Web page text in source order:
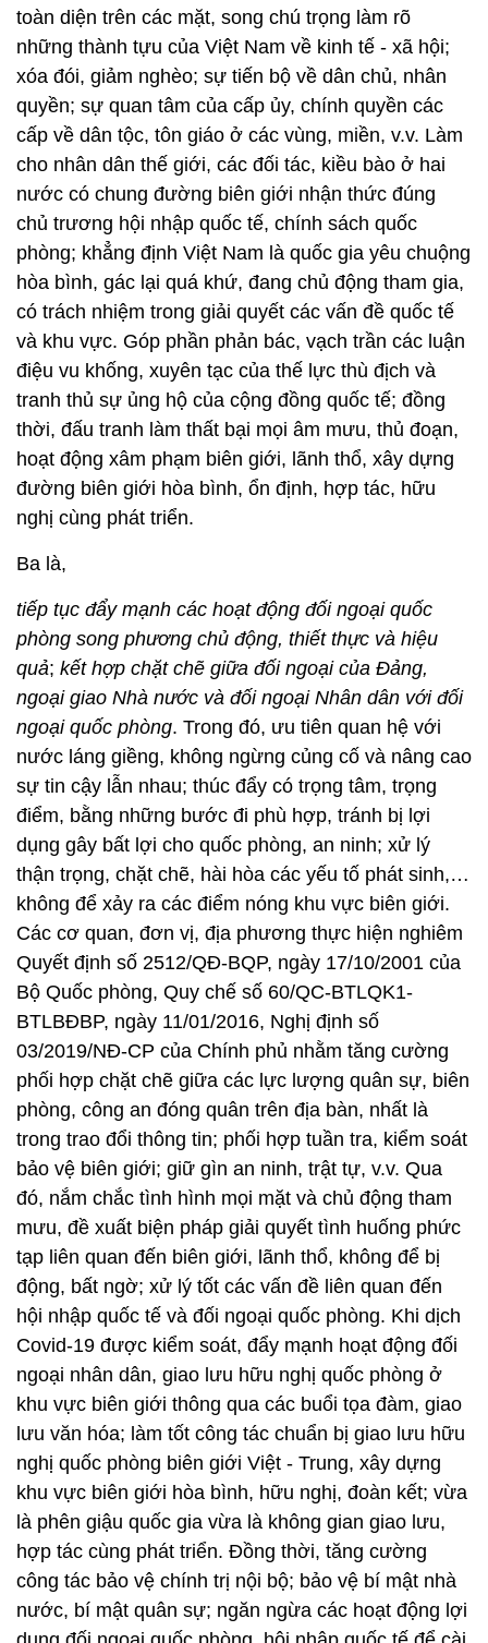
toàn diện trên các mặt, song chú trọng làm rõ
những thành tựu của Việt Nam về kinh tế - xã hội;
xóa đói, giảm nghèo; sự tiến bộ về dân chủ, nhân
quyền; sự quan tâm của cấp ủy, chính quyền các
cấp về dân tộc, tôn giáo ở các vùng, miền, v.v. Làm
cho nhân dân thế giới, các đối tác, kiều bào ở hai
nước có chung đường biên giới nhận thức đúng
chủ trương hội nhập quốc tế, chính sách quốc
phòng; khẳng định Việt Nam là quốc gia yêu chuộng
hòa bình, gác lại quá khứ, đang chủ động tham gia,
có trách nhiệm trong giải quyết các vấn đề quốc tế
và khu vực. Góp phần phản bác, vạch trần các luận
điệu vu khống, xuyên tạc của thế lực thù địch và
tranh thủ sự ủng hộ của cộng đồng quốc tế; đồng
thời, đấu tranh làm thất bại mọi âm mưu, thủ đoạn,
hoạt động xâm phạm biên giới, lãnh thổ, xây dựng
đường biên giới hòa bình, ổn định, hợp tác, hữu
nghị cùng phát triển.
Ba là,
tiếp tục đẩy mạnh các hoạt động đối ngoại quốc
phòng song phương chủ động, thiết thực và hiệu
quả; kết hợp chặt chẽ giữa đối ngoại của Đảng,
ngoại giao Nhà nước và đối ngoại Nhân dân với đối
ngoại quốc phòng. Trong đó, ưu tiên quan hệ với
nước láng giềng, không ngừng củng cố và nâng cao
sự tin cậy lẫn nhau; thúc đẩy có trọng tâm, trọng
điểm, bằng những bước đi phù hợp, tránh bị lợi
dụng gây bất lợi cho quốc phòng, an ninh; xử lý
thận trọng, chặt chẽ, hài hòa các yếu tố phát sinh,…
không để xảy ra các điểm nóng khu vực biên giới.
Các cơ quan, đơn vị, địa phương thực hiện nghiêm
Quyết định số 2512/QĐ-BQP, ngày 17/10/2001 của
Bộ Quốc phòng, Quy chế số 60/QC-BTLQK1-
BTLBĐBP, ngày 11/01/2016, Nghị định số
03/2019/NĐ-CP của Chính phủ nhằm tăng cường
phối hợp chặt chẽ giữa các lực lượng quân sự, biên
phòng, công an đóng quân trên địa bàn, nhất là
trong trao đổi thông tin; phối hợp tuần tra, kiểm soát
bảo vệ biên giới; giữ gìn an ninh, trật tự, v.v. Qua
đó, nắm chắc tình hình mọi mặt và chủ động tham
mưu, đề xuất biện pháp giải quyết tình huống phức
tạp liên quan đến biên giới, lãnh thổ, không để bị
động, bất ngờ; xử lý tốt các vấn đề liên quan đến
hội nhập quốc tế và đối ngoại quốc phòng. Khi dịch
Covid-19 được kiểm soát, đẩy mạnh hoạt động đối
ngoại nhân dân, giao lưu hữu nghị quốc phòng ở
khu vực biên giới thông qua các buổi tọa đàm, giao
lưu văn hóa; làm tốt công tác chuẩn bị giao lưu hữu
nghị quốc phòng biên giới Việt - Trung, xây dựng
khu vực biên giới hòa bình, hữu nghị, đoàn kết; vừa
là phên giậu quốc gia vừa là không gian giao lưu,
hợp tác cùng phát triển. Đồng thời, tăng cường
công tác bảo vệ chính trị nội bộ; bảo vệ bí mật nhà
nước, bí mật quân sự; ngăn ngừa các hoạt động lợi